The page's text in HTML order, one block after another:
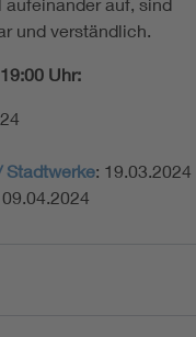
und verständlich.
Uhr:
Stadtwerke: 19.03.2024
09.04.2024